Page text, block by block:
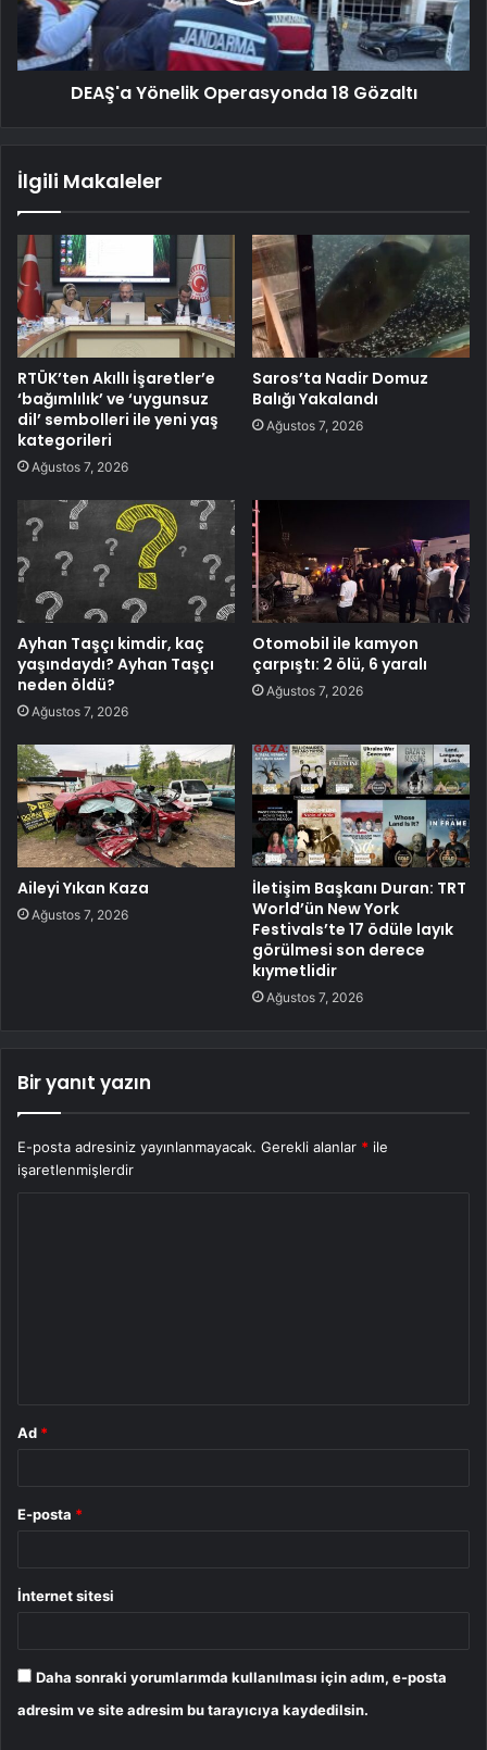
DEAŞ'a Yönelik Operasyonda 18 Gözaltı
İlgili Makaleler
RTÜK’ten Akıllı İşaretler’e
‘bağımlılık’ ve ‘uygunsuz
dil’ sembolleri ile yeni yaş
kategorileri
Ağustos 7, 2026
Saros’ta Nadir Domuz
Balığı Yakalandı
Ağustos 7, 2026
Ayhan Taşçı kimdir, kaç
yaşındaydı? Ayhan Taşçı
neden öldü?
Ağustos 7, 2026
Otomobil ile kamyon
çarpıştı: 2 ölü, 6 yaralı
Ağustos 7, 2026
Aileyi Yıkan Kaza
Ağustos 7, 2026
İletişim Başkanı Duran: TRT
World’ün New York
Festivals’te 17 ödüle layık
görülmesi son derece
kıymetlidir
Ağustos 7, 2026
Bir yanıt yazın
E-posta adresiniz yayınlanmayacak. Gerekli alanlar * ile
işaretlenmişlerdir
Ad *
E-posta *
İnternet sitesi
Daha sonraki yorumlarımda kullanılması için adım, e-posta
adresim ve site adresim bu tarayıcıya kaydedilsin.